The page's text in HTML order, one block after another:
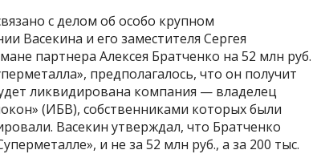
с делом об особо крупном
Васекина и его заместителя Сергея
партнера Алексея Братченко на 52 млн руб.
предполагалось, что он получит
ликвидирована компания — владелец
(ИБВ), собственниками которых были
Васекин утверждал, что Братченко
и не за 52 млн руб., а за 200 тыс.